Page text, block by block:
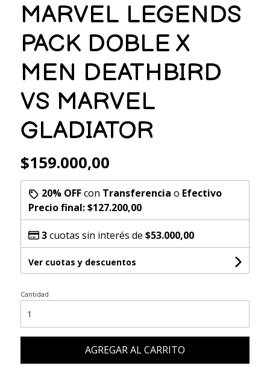
MARVEL LEGENDS
PACK DOBLE X
MEN DEATHBIRD
VS MARVEL
GLADIATOR
$159.000,00
20% OFFcon Transferencia o Efectivo
Precio final:$127.200,00
3cuotas sin interés de $53.000,00
Ver cuotas y descuentos
Cantidad
AGREGAR AL CARRITO